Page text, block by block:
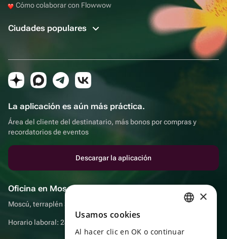
Cómo colaborar con Flowwow
Ciudades populares
La aplicación es aún más práctica.
Área del cliente del destinatario, más bonos por compras y
recordatorios de eventos
Descargar la aplicación
Oficina en Moscú
Moscú, terraplén Sadovnicheskaya, 9, sala 2/3
Horario laboral: 24 horas
ENGLISH
×
Usamos cookies
Al hacer clic en OK o continuar